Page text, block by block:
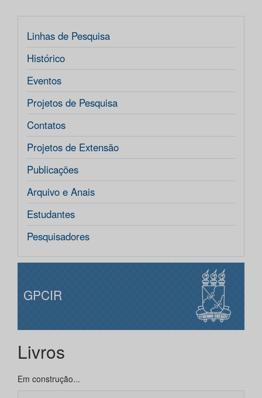
Linhas de Pesquisa
Histórico
Eventos
Projetos de Pesquisa
Contatos
Projetos de Extensão
Publicações
Arquivo e Anais
Estudantes
Pesquisadores
GPCIR
Livros
Em construção...